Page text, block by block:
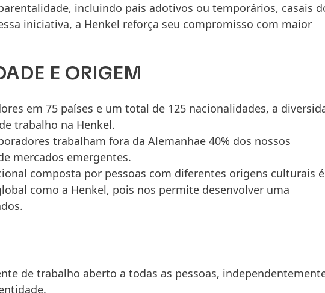
incluindo pais adotivos ou temporários, casais
iniciativa, a Henkel reforça seu compromisso com maior
E ORIGEM
em 75 países e um total de 125 nacionalidades, a
trabalho na Henkel.
trabalham fora da Alemanhae 40% dos nossos
mercados emergentes.
composta por pessoas com diferentes origens culturais é
como a Henkel, pois nos permite desenvolver uma
de trabalho aberto a todas as pessoas,